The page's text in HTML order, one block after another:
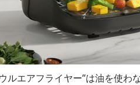
ルエアフライヤー”は油を使